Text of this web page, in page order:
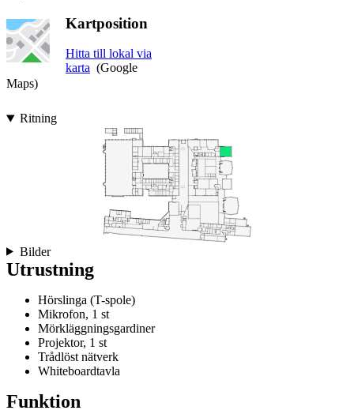
Kartposition
Hitta till lokal via
karta (Google
Maps)
Ritning
Bilder
Utrustning
Hörslinga (T-spole)
Mikrofon, 1 st
Mörkläggningsgardiner
Projektor, 1 st
Trådlöst nätverk
Whiteboardtavla
Funktion